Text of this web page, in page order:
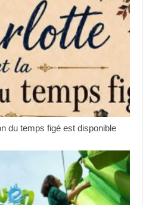
du temps figé est disponible